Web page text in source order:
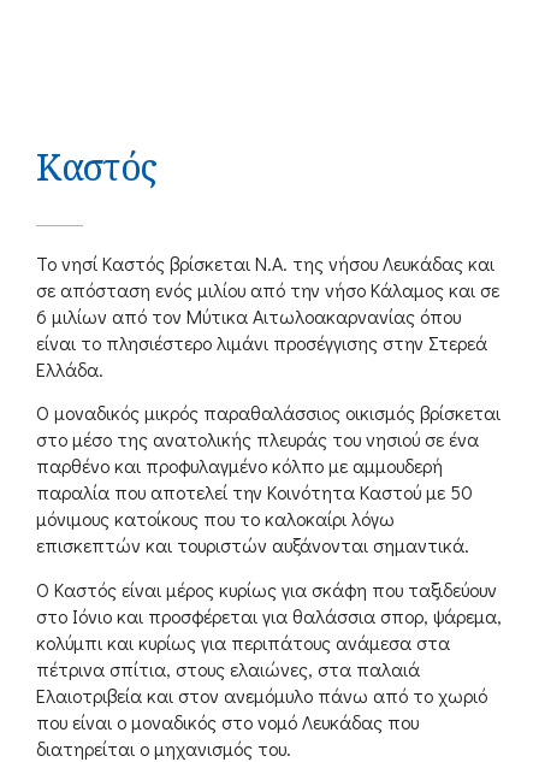
Καστός
Το νησί Καστός βρίσκεται Ν.Α. της νήσου Λευκάδας και
σε απόσταση ενός μιλίου από την νήσο Κάλαμος και σε
6 μιλίων από τον Μύτικα Αιτωλοακαρνανίας όπου
είναι το πλησιέστερο λιμάνι προσέγγισης στην Στερεά
Ελλάδα.
Ο μοναδικός μικρός παραθαλάσσιος οικισμός βρίσκεται
στο μέσο της ανατολικής πλευράς του νησιού σε ένα
παρθένο και προφυλαγμένο κόλπο με αμμουδερή
παραλία που αποτελεί την Κοινότητα Καστού με 50
μόνιμους κατοίκους που το καλοκαίρι λόγω
επισκεπτών και τουριστών αυξάνονται σημαντικά.
Ο Καστός είναι μέρος κυρίως για σκάφη που ταξιδεύουν
στο Ιόνιο και προσφέρεται για θαλάσσια σπορ, ψάρεμα,
κολύμπι και κυρίως για περιπάτους ανάμεσα στα
πέτρινα σπίτια, στους ελαιώνες, στα παλαιά
Ελαιοτριβεία και στον ανεμόμυλο πάνω από το χωριό
που είναι ο μοναδικός στο νομό Λευκάδας που
διατηρείται ο μηχανισμός του.